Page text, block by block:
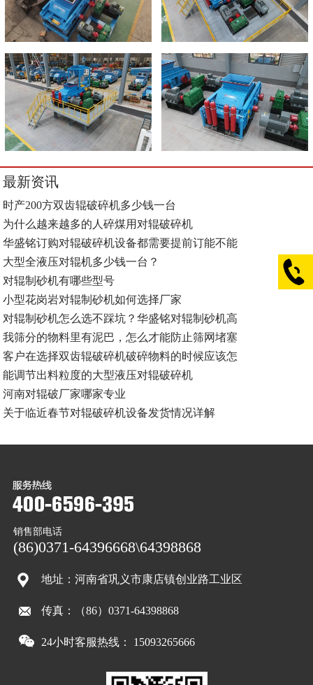
最新资讯
时产200方双齿辊破碎机多少钱一台
为什么越来越多的人碎煤用对辊破碎机
华盛铭订购对辊破碎机设备都需要提前订能不能
大型全液压对辊机多少钱一台？
对辊制砂机有哪些型号
小型花岗岩对辊制砂机如何选择厂家
对辊制砂机怎么选不踩坑？华盛铭对辊制砂机高
我筛分的物料里有泥巴，怎么才能防止筛网堵塞
客户在选择双齿辊破碎机破碎物料的时候应该怎
能调节出料粒度的大型液压对辊破碎机
河南对辊破厂家哪家专业
关于临近春节对辊破碎机设备发货情况详解
销售部电话
(86)0371-64396668\64398868
地址：河南省巩义市康店镇创业路工业区
传真：（86）0371-64398868
24小时客服热线： 15093265666